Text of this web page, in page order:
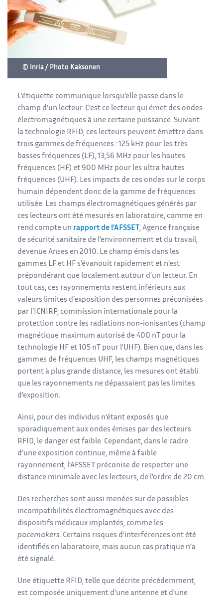
© Inria / Photo Kaksonen
L’étiquette communique lorsqu’elle passe dans le
champ d’un lecteur. C’est ce lecteur qui émet des ondes
électromagnétiques à une certaine puissance. Suivant
la technologie RFID, ces lecteurs peuvent émettre dans
trois gammes de fréquences : 125 kHz pour les très
basses fréquences (LF), 13,56 MHz pour les hautes
fréquences (HF) et 900 MHz pour les ultra hautes
fréquences (UHF). Les impacts de ces ondes sur le corps
humain dépendent donc de la gamme de fréquences
utilisée. Les champs électromagnétiques générés par
ces lecteurs ont été mesurés en laboratoire, comme en
rend compte un rapport de l’AFSSET , Agence française
de sécurité sanitaire de l’environnement et du travail,
devenue Anses en 2010. Le champ émis dans les
gammes LF et HF s’évanouit rapidement et n’est
prépondérant que localement autour d’un lecteur. En
tout cas, ces rayonnements restent inférieurs aux
valeurs limites d’exposition des personnes préconisées
par l’ICNIRP, commission internationale pour la
protection contre les radiations non-ionisantes (champ
magnétique maximum autorisé de 400 nT pour la
technologie HF et 105 nT pour l’UHF). Bien que, dans les
gammes de fréquences UHF, les champs magnétiques
portent à plus grande distance, les mesures ont établi
que les rayonnements ne dépassaient pas les limites
d’exposition.
Ainsi, pour des individus n’étant exposés que
sporadiquement aux ondes émises par des lecteurs
RFID, le danger est faible. Cependant, dans le cadre
d’une exposition continue, même à faible
rayonnement, l’AFSSET préconise de respecter une
distance minimale avec les lecteurs, de l’ordre de 20 cm.
Des recherches sont aussi menées sur de possibles
incompatibilités électromagnétiques avec des
dispositifs médicaux implantés, comme les
pacemakers. Certains risques d’interférences ont été
identifiés en laboratoire, mais aucun cas pratique n’a
été signalé.
Une étiquette RFID, telle que décrite précédemment,
est composée uniquement d’une antenne et d’une